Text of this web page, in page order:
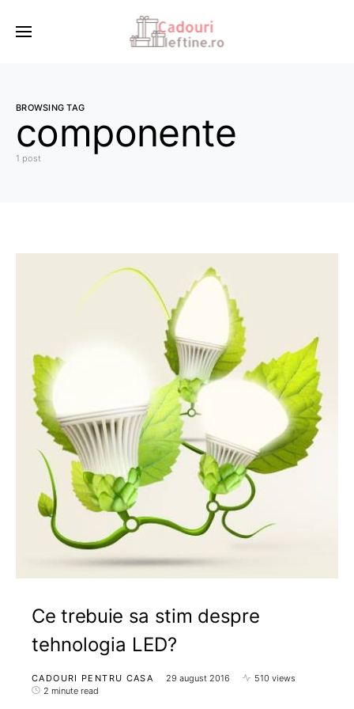
BROWSING TAG
componente
1 post
Ce trebuie sa stim despre
tehnologia LED?
CADOURI PENTRU CASA 29 august 2016
510 views
2 minute read